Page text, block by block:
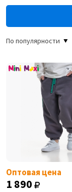
По популярности
Оптовая цена
1 890